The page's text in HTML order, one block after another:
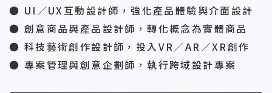
● UI／UX互動設計師，強化產品體驗與介面設計
● 創意商品與產品設計師，轉化概念為實體商品
● 科技藝術創作設計師，投入VR／AR／XR創作
● 專案管理與創意企劃師，執行跨域設計專案